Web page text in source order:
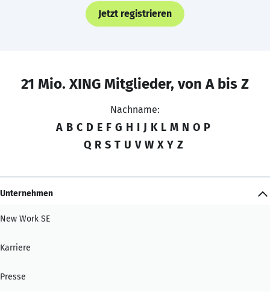
Jetzt registrieren
21 Mio. XING Mitglieder, von A bis Z
Nachname:
A B C D E F G H I J K L M N O P
Q R S T U V W X Y Z
Unternehmen
New Work SE
Karriere
Presse